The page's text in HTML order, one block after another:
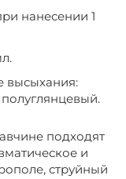
нанесении 1
высыхания:
подходят
и
струйный